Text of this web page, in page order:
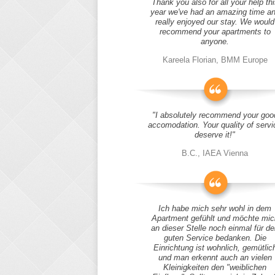
Thank you also for all your help
year we've had an amazing time
really enjoyed our stay. We would
recommend your apartments to
anyone.
Kareela Florian, BMM Europe
"I absolutely recommend your
accomodation. Your quality of
deserve it!"
B.C., IAEA Vienna
Ich habe mich sehr wohl in dem
Apartment gefühlt und möchte
an dieser Stelle noch einmal für
guten Service bedanken. Die
Einrichtung ist wohnlich,
und man erkennt auch an vielen
Kleinigkeiten den "weiblichen